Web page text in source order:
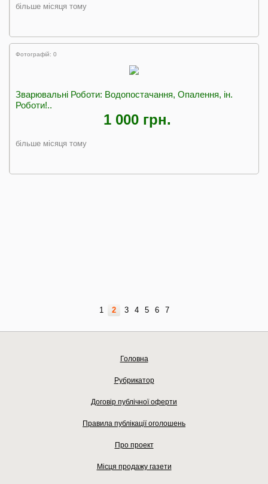
більше місяця тому
Фотографій: 0
Зварювальні Роботи: Водопостачання, Опалення, ін.
Роботи!..
1 000 грн.
більше місяця тому
1 2 3 4 5 6 7
Головна
Рубрикатор
Договір публічної оферти
Правила публікації оголошень
Про проект
Місця продажу газети